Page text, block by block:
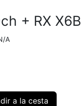
+ RX X6B
A
a la cesta